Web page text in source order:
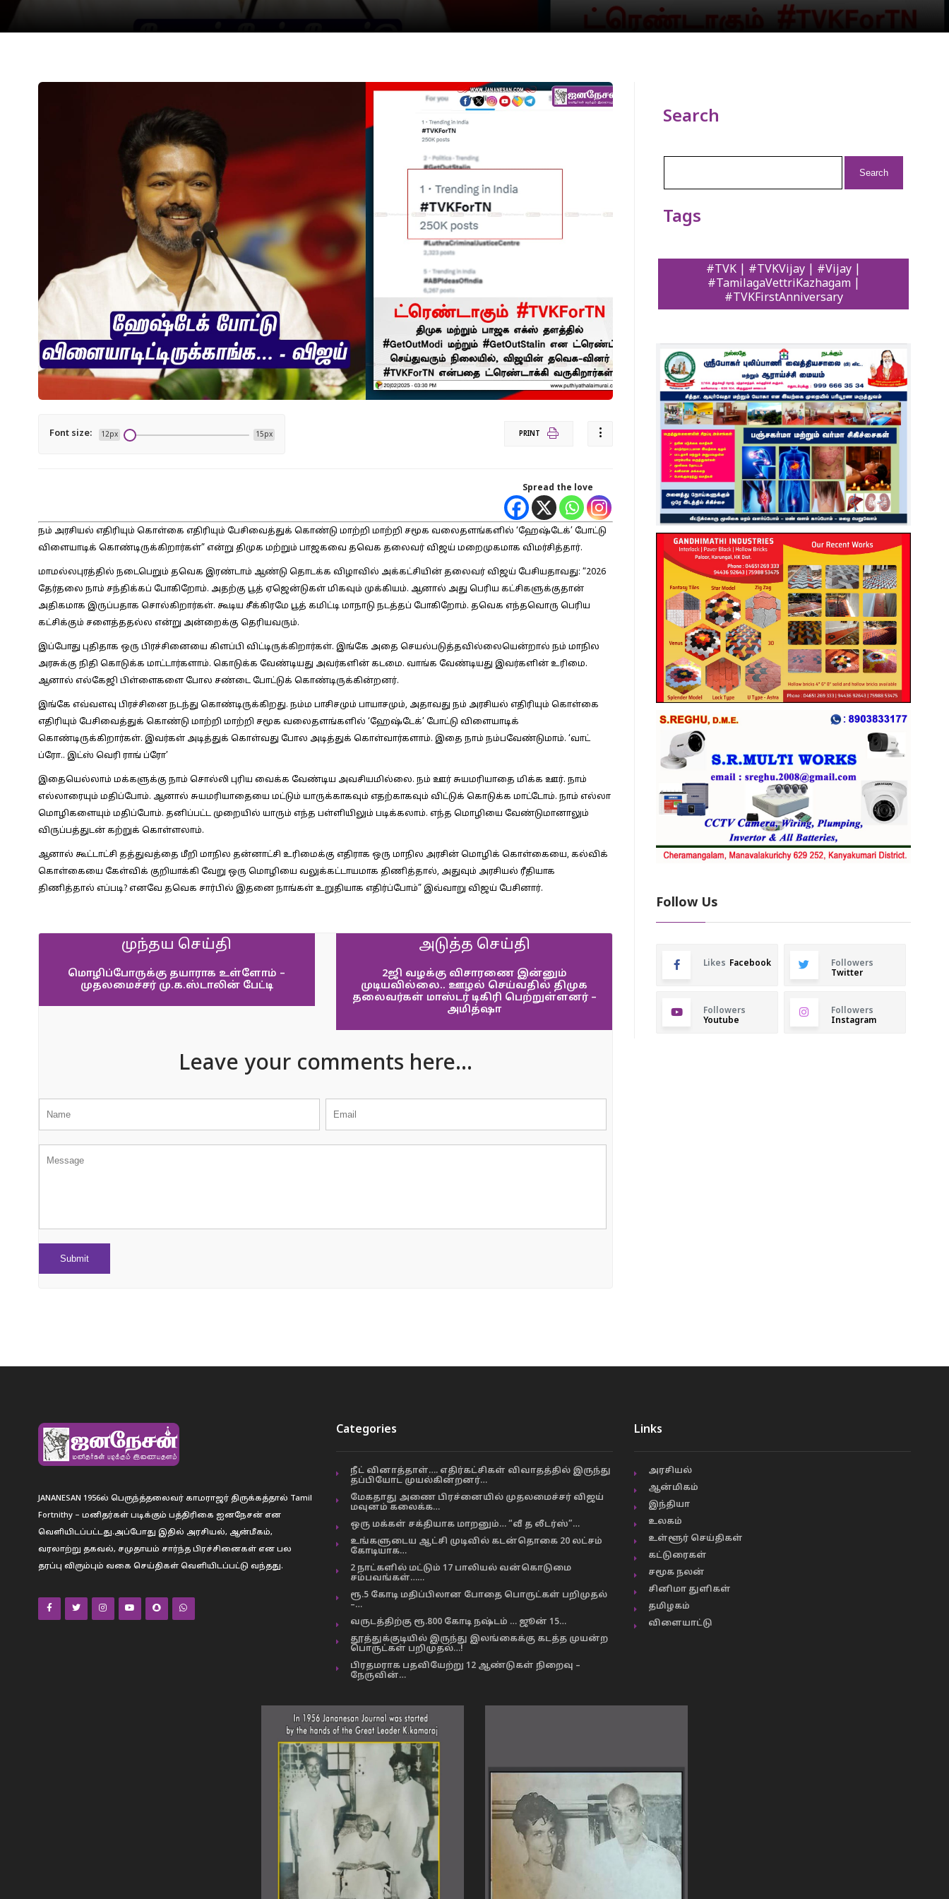
Font size: 12px 15px PRINT
Spread the love
நம் அரசியல் எதிரியும் கொள்கை எதிரியும் பேசிவைத்துக் கொண்டு மாற்றி மாற்றி சமூக வலைதளங்களில் ‘ஹேஷ்டேக்’ போட்டு
விளையாடிக் கொண்டிருக்கிறார்கள்” என்று திமுக மற்றும் பாஜகவை தவெக தலைவர் விஜய் மறைமுகமாக விமர்சித்தார்.
மாமல்லபுரத்தில் நடைபெறும் தவெக இரண்டாம் ஆண்டு தொடக்க விழாவில் அக்கட்சியின் தலைவர் விஜய் பேசியதாவது: “2026
தேர்தலை நாம் சந்திக்கப் போகிறோம். அதற்கு பூத் ஏஜென்டுகள் மிகவும் முக்கியம். ஆனால் அது பெரிய கட்சிகளுக்குதான்
அதிகமாக இருப்பதாக சொல்கிறார்கள். கூடிய சீக்கிரமே பூத் கமிட்டி மாநாடு நடத்தப் போகிறோம். தவெக எந்தவொரு பெரிய
கட்சிக்கும் சளைத்ததல்ல என்று அன்றைக்கு தெரியவரும்.
இப்போது புதிதாக ஒரு பிரச்சினையை கிளப்பி விட்டிருக்கிறார்கள். இங்கே அதை செயல்படுத்தவில்லையென்றால் நம் மாநில
அரசுக்கு நிதி கொடுக்க மாட்டார்களாம். கொடுக்க வேண்டியது அவர்களின் கடமை. வாங்க வேண்டியது இவர்களின் உரிமை.
ஆனால் எல்கேஜி பிள்ளைகளை போல சண்டை போட்டுக் கொண்டிருக்கின்றனர்.
இங்கே எவ்வளவு பிரச்சினை நடந்து கொண்டிருக்கிறது. நம்ம பாசிசமும் பாயாசமும், அதாவது நம் அரசியல் எதிரியும் கொள்கை
எதிரியும் பேசிவைத்துக் கொண்டு மாற்றி மாற்றி சமூக வலைதளங்களில் ‘ஹேஷ்டேக்’ போட்டு விளையாடிக்
கொண்டிருக்கிறார்கள். இவர்கள் அடித்துக் கொள்வது போல அடித்துக் கொள்வார்களாம். இதை நாம் நம்பவேண்டுமாம். ‘வாட்
ப்ரோ.. இட்ஸ் வெரி ராங் ப்ரோ’
இதையெல்லாம் மக்களுக்கு நாம் சொல்லி புரிய வைக்க வேண்டிய அவசியமில்லை. நம் ஊர் சுயமரியாதை மிக்க ஊர். நாம்
எல்லாரையும் மதிப்போம். ஆனால் சுயமரியாதையை மட்டும் யாருக்காகவும் எதற்காகவும் விட்டுக் கொடுக்க மாட்டோம். நாம் எல்லா
மொழிகளையும் மதிப்போம். தனிப்பட்ட முறையில் யாரும் எந்த பள்ளியிலும் படிக்கலாம். எந்த மொழியை வேண்டுமானாலும்
விருப்பத்துடன் கற்றுக் கொள்ளலாம்.
ஆனால் கூட்டாட்சி தத்துவத்தை மீறி மாநில தன்னாட்சி உரிமைக்கு எதிராக ஒரு மாநில அரசின் மொழிக் கொள்கையை, கல்விக்
கொள்கையை கேள்விக் குறியாக்கி வேறு ஒரு மொழியை வலுக்கட்டாயமாக திணித்தால், அதுவும் அரசியல் ரீதியாக
திணித்தால் எப்படி? எனவே தவெக சார்பில் இதனை நாங்கள் உறுதியாக எதிர்ப்போம்” இவ்வாறு விஜய் பேசினார்.
முந்தய செய்தி
மொழிப்போருக்கு தயாராக உள்ளோம் –
முதலமைச்சர் மு.க.ஸ்டாலின் பேட்டி
அடுத்த செய்தி
2ஜி வழக்கு விசாரணை இன்னும்
முடியவில்லை.. ஊழல் செய்வதில் திமுக
தலைவர்கள் மாஸ்டர் டிகிரி பெற்றுள்ளனர் –
அமித்ஷா
Leave your comments here...
Search
Tags
#TVK | #TVKVijay | #Vijay |
#TamilagaVettriKazhagam |
#TVKFirstAnniversary
Follow Us
Likes Facebook
Followers
Twitter
Followers
Youtube
Followers
Instagram
JANANESAN 1956ல் பெருந்த்தலைவர் காமராஜர் திருக்கத்தால் Tamil
Fortnithy – மனிதர்கள் படிக்கும் பத்திரிகை ஐனநேசன் என
வெளியிடப்பட்டது.அப்போது இதில் அரசியல், ஆன்மீகம்,
வரலாற்று தகவல், சமுதாயம் சார்ந்த பிரச்சினைகள் என பல
தரப்பு விரும்பும் வகை செய்திகள் வெளியிடப்பட்டு வந்தது.
Categories
நீட் வினாத்தாள்…. எதிர்கட்சிகள் விவாதத்தில் இருந்து
தப்பியோட முயல்கின்றனர்…
மேகதாது அணை பிரச்னையில் முதலமைச்சர் விஜய்
மவுனம் கலைக்க…
ஒரு மக்கள் சக்தியாக மாறனும்… “வீ த லீடர்ஸ்”…
உங்களுடைய ஆட்சி முடிவில் கடன்தொகை 20 லட்சம்
கோடியாக…
2 நாட்களில் மட்டும் 17 பாலியல் வன்கொடுமை
சம்பவங்கள்……
ரூ.5 கோடி மதிப்பிலான போதை பொருட்கள் பறிமுதல்
–…
வருடத்திற்கு ரூ.800 கோடி நஷ்டம் … ஜூன் 15…
தூத்துக்குடியில் இருந்து இலங்கைக்கு கடத்த முயன்ற
பொருட்கள் பறிமுதல்…!
பிரதமராக பதவியேற்று 12 ஆண்டுகள் நிறைவு –
நேருவின்…
Links
அரசியல்
ஆன்மிகம்
இந்தியா
உலகம்
உள்ளூர் செய்திகள்
கட்டுரைகள்
சமூக நலன்
சினிமா துளிகள்
தமிழகம்
விளையாட்டு